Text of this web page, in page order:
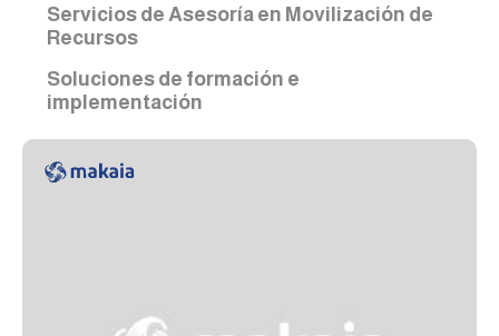
Servicios de Asesoría en Movilización de
Recursos
Soluciones de formación e
implementación